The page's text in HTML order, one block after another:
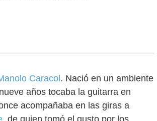
Caracol . Nació en un ambiente
años tocaba la guitarra en
acompañaba en las giras a
, de quien tomó el gusto por los